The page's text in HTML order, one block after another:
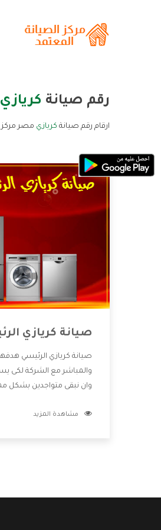
رقم صيانة كريازي
ارقام رقم صيانة كريازي مصر مركز
صيانة كريازي
صيانة كريازي الرئيسي
والمباشر مع الشركة لكى
وان نبقى متواجدين بشكل
بالخدمات التى تنفرد الشركة
مشاهدة المزيد